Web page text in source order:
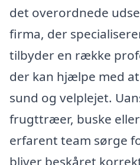
det overordnede
firma, der
tilbyder en række
der kan hjælpe med
sund og velplejet.
frugttræer, buske
erfarent team sørge
bliver beskåret